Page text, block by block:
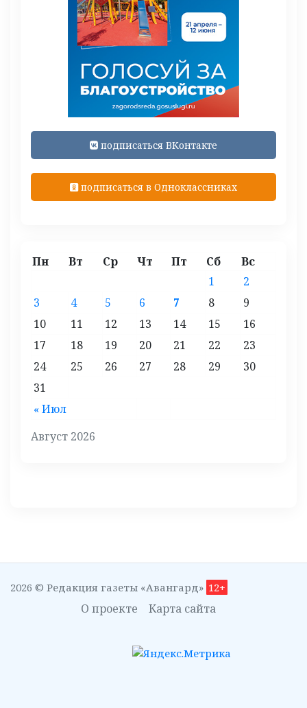
подписаться ВКонтакте
подписаться в Одноклассниках
Август 2026
Пн Вт Ср Чт Пт Сб Вс
« Июл
1
2
3
4 5 6 7 8
9
10
11 12 13 14 15
16
17
18 19 20 21 22
23
24
25 26 27 28 29
30
31
2026 © Редакция газеты «Авангард» 12+
О проекте Карта сайта